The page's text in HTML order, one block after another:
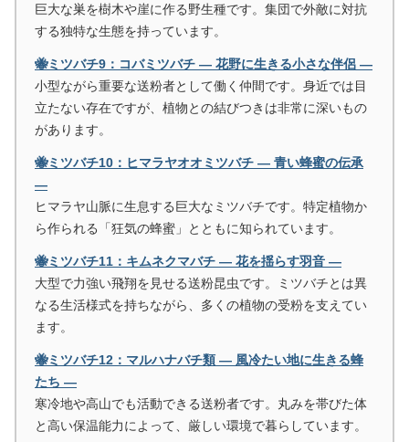
巨大な巣を樹木や崖に作る野生種です。集団で外敵に対抗
する独特な生態を持っています。
🐝ミツバチ9：コバミツバチ ― 花野に生きる小さな伴侶 ―
小型ながら重要な送粉者として働く仲間です。身近では目
立たない存在ですが、植物との結びつきは非常に深いもの
があります。
🐝ミツバチ10：ヒマラヤオオミツバチ ― 青い蜂蜜の伝承
―
ヒマラヤ山脈に生息する巨大なミツバチです。特定植物か
ら作られる「狂気の蜂蜜」とともに知られています。
🐝ミツバチ11：キムネクマバチ ― 花を揺らす羽音 ―
大型で力強い飛翔を見せる送粉昆虫です。ミツバチとは異
なる生活様式を持ちながら、多くの植物の受粉を支えてい
ます。
🐝ミツバチ12：マルハナバチ類 ― 風冷たい地に生きる蜂
たち ―
寒冷地や高山でも活動できる送粉者です。丸みを帯びた体
と高い保温能力によって、厳しい環境で暮らしています。